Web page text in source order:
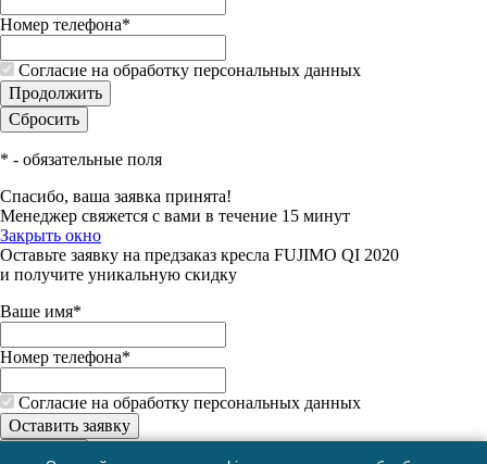
Номер телефона*
Согласие на обработку персональных данных
* - обязательные поля
Спасибо, ваша заявка принята!
Менеджер свяжется с вами в течение 15 минут
Закрыть окно
Оставьте заявку на предзаказ кресла FUJIMO QI 2020
и получите уникальную скидку
Ваше имя*
Номер телефона*
Согласие на обработку персональных данных